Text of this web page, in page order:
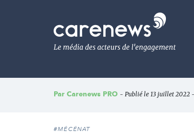
Le
média
de
l'engagement
Par Carenews PRO - Publié le 13 juillet 2022
#MÉCÉNAT